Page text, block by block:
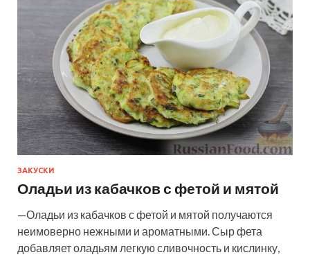
ЗАКУСКИ
Оладьи из кабачков с фетой и мятой
—Оладьи из кабачков с фетой и мятой получаются
неимоверно нежными и ароматными. Сыр фета
добавляет оладьям легкую сливочность и кислинку,